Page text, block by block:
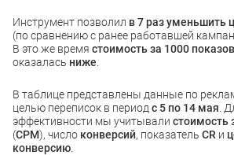
Инструмент позволил в 7 раз уменьшить
(по сравнению с ранее работавшей
В это же время стоимость за 1000 показов
оказалась ниже
В таблице представлены данные по
целью переписок в период с 5 по 14 мая .
эффективности мы учитывали стоимость
(CPM), число конверсий, показатель CR и
конверсию